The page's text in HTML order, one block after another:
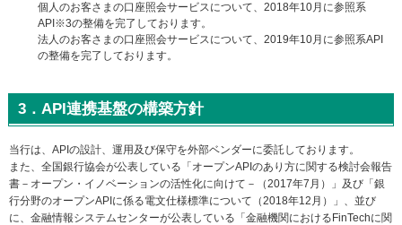
個人のお客さまの口座照会サービスについて、2018年10月に参照系
API※3の整備を完了しております。
法人のお客さまの口座照会サービスについて、2019年10月に参照系API
の整備を完了しております。
3．API連携基盤の構築方針
当行は、APIの設計、運用及び保守を外部ベンダーに委託しております。
また、全国銀行協会が公表している「オープンAPIのあり方に関する検討会報告
書－オープン・イノベーションの活性化に向けて－（2017年7月）」及び「銀
行分野のオープンAPIに係る電文仕様標準について（2018年12月）」、並び
に、金融情報システムセンターが公表している「金融機関におけるFinTechに関